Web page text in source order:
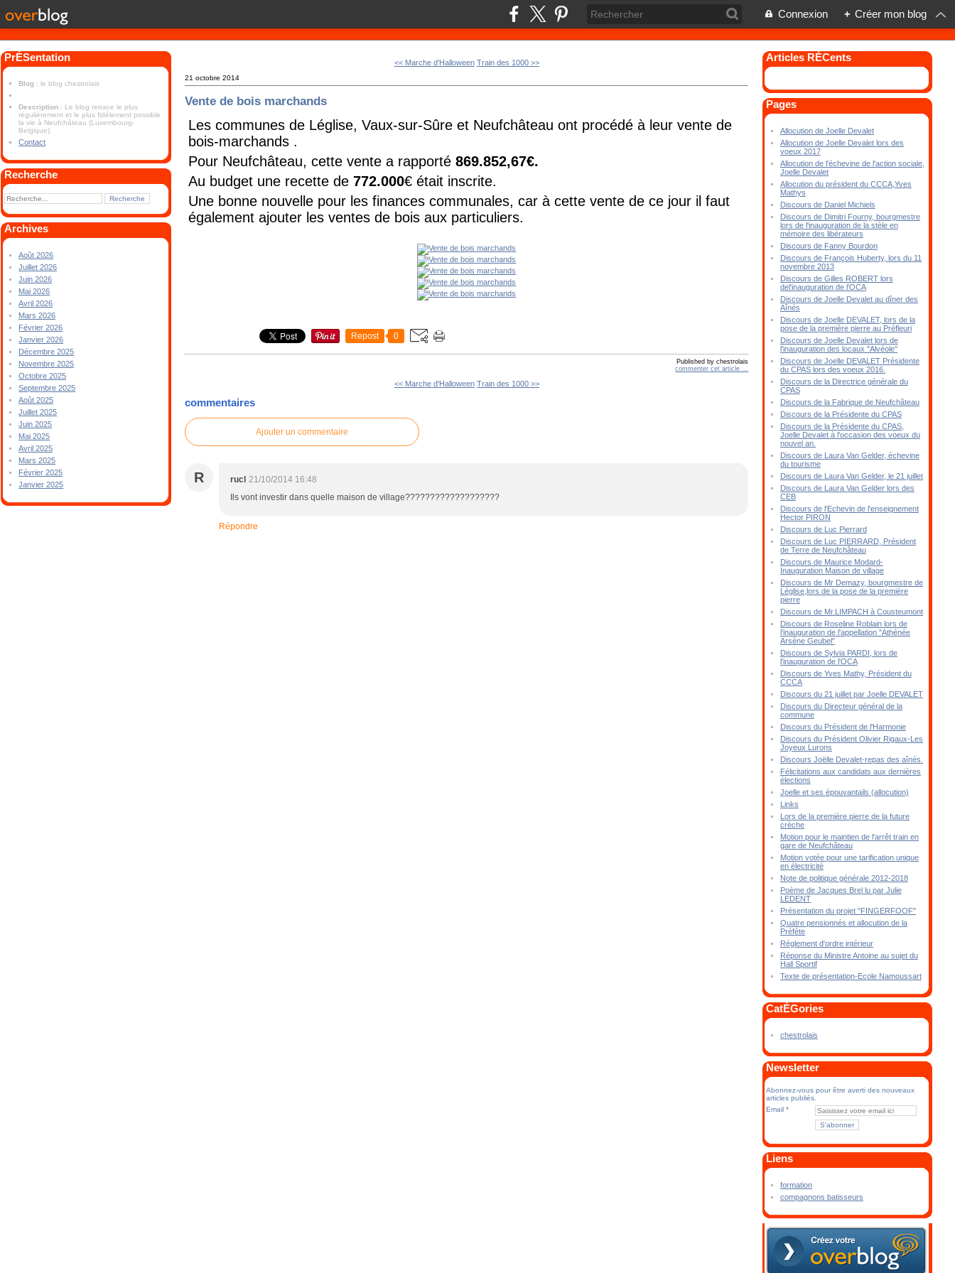
Connexion + Créer mon blog
PrÉSentation
Blog : le blog chestrolais
Description : Le blog retrace le plus
régulièrement et le plus fidèlement possible
la vie à Neufchâteau (Luxembourg-
Belgique).
Contact
Recherche
Archives
Août 2026
Juillet 2026
Juin 2026
Mai 2026
Avril 2026
Mars 2026
Février 2026
Janvier 2026
Décembre 2025
Novembre 2025
Octobre 2025
Septembre 2025
Août 2025
Juillet 2025
Juin 2025
Mai 2025
Avril 2025
Mars 2025
Février 2025
Janvier 2025
<< Marche d'Halloween Train des 1000 >>
21 octobre 2014
Vente de bois marchands
Les communes de Léglise, Vaux-sur-Sûre et Neufchâteau ont procédé à leur vente de
bois-marchands .
Pour Neufchâteau, cette vente a rapporté869.852,67€.
Au budget une recette de772.000€ était inscrite.
Une bonne nouvelle pour les finances communales, car à cette vente de ce jour il faut
également ajouter les ventes de bois aux particuliers.
Repost 0
Published by chestrolais
commenter cet article
<< Marche d'Halloween Train des 1000 >>
commentaires
Ajouter un commentaire
R rucl 21/10/2014 16:48
Ils vont investir dans quelle maison de village???????????????????
Répondre
Articles RÉCents
Pages
Allocution de Joelle Devalet
Allocution de Joelle Devalet lors des
voeux 2017
Allocution de l'échevine de l'action sociale,
Joelle Devalet
Allocution du président du CCCA,Yves
Mathys
Discours de Daniel Michiels
Discours de Dimitri Fourny, bourgmestre
lors de l'inauguration de la stèle en
mémoire des libérateurs
Discours de Fanny Bourdon
Discours de François Huberty, lors du 11
novembre 2013
Discours de Gilles ROBERT lors
del'inauguration de l'OCA
Discours de Joelle Devalet au dîner des
Aînés
Discours de Joelle DEVALET, lors de la
pose de la première pierre au Préfleuri
Discours de Joelle Devalet lors de
l'inauguration des locaux "Alvéole"
Discours de Joelle DEVALET Présidente
du CPAS lors des voeux 2016.
Discours de la Directrice générale du
CPAS
Discours de la Fabrique de Neufchâteau
Discours de la Présidente du CPAS
Discours de la Présidente du CPAS,
Joelle Devalet à l'occasion des voeux du
nouvel an.
Discours de Laura Van Gelder, échevine
du tourisme
Discours de Laura Van Gelder, le 21 juillet
Discours de Laura Van Gelder lors des
CEB
Discours de l'Echevin de l'enseignement
Hector PIRON
Discours de Luc Pierrard
Discours de Luc PIERRARD, Président
de Terre de Neufchâteau
Discours de Maurice Modard-
Inauguration Maison de village
Discours de Mr Demazy, bourgmestre de
Léglise,lors de la pose de la première
pierre
Discours de Mr.LIMPACH à Cousteumont
Discours de Roseline Roblain lors de
l'inauguration de l'appellation "Athénée
Arsène Geubel"
Discours de Sylvia PARDI, lors de
l'inauguration de l'OCA
Discours de Yves Mathy, Président du
CCCA
Discours du 21 juillet par Joelle DEVALET
Discours du Directeur général de la
commune
Discours du Président de l'Harmonie
Discours du Président Olivier Rigaux-Les
Joyeux Lurons
Discours Joëlle Devalet-repas des aînés.
Félicitations aux candidats aux dernières
élections
Joelle et ses épouvantails (allocution)
Links
Lors de la première pierre de la future
crèche
Motion pour le maintien de l'arrêt train en
gare de Neufchâteau
Motion votée pour une tarification unique
en électricité
Note de politique générale 2012-2018
Poème de Jacques Brel lu par Julie
LEDENT
Présentation du projet "FINGERFOOF"
Quatre pensionnés et allocution de la
Préfète
Réglement d'ordre intérieur
Réponse du Ministre Antoine au sujet du
Hall Sportif
Texte de présentation-Ecole Namoussart
CatÉGories
chestrolais
Newsletter
Abonnez-vous pour être averti des nouveaux
articles publiés.
Email
Liens
formation
compagnons batisseurs